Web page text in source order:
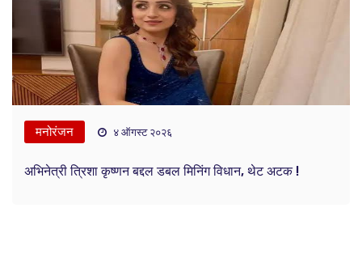
मनोरंजन ४ ऑगस्ट २०२६
अभिनेत्री त्रिशा कृष्णन बद्दल डबल मिनिंग विधान, थेट अटक !